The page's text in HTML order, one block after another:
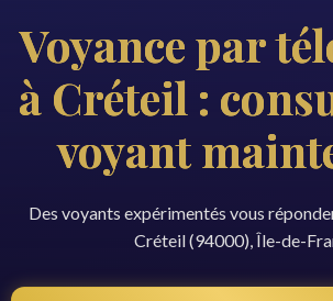
Voyance par
à Créteil :
voyant
Des voyants expérimentés vous
Créteil (94000), Île-de-